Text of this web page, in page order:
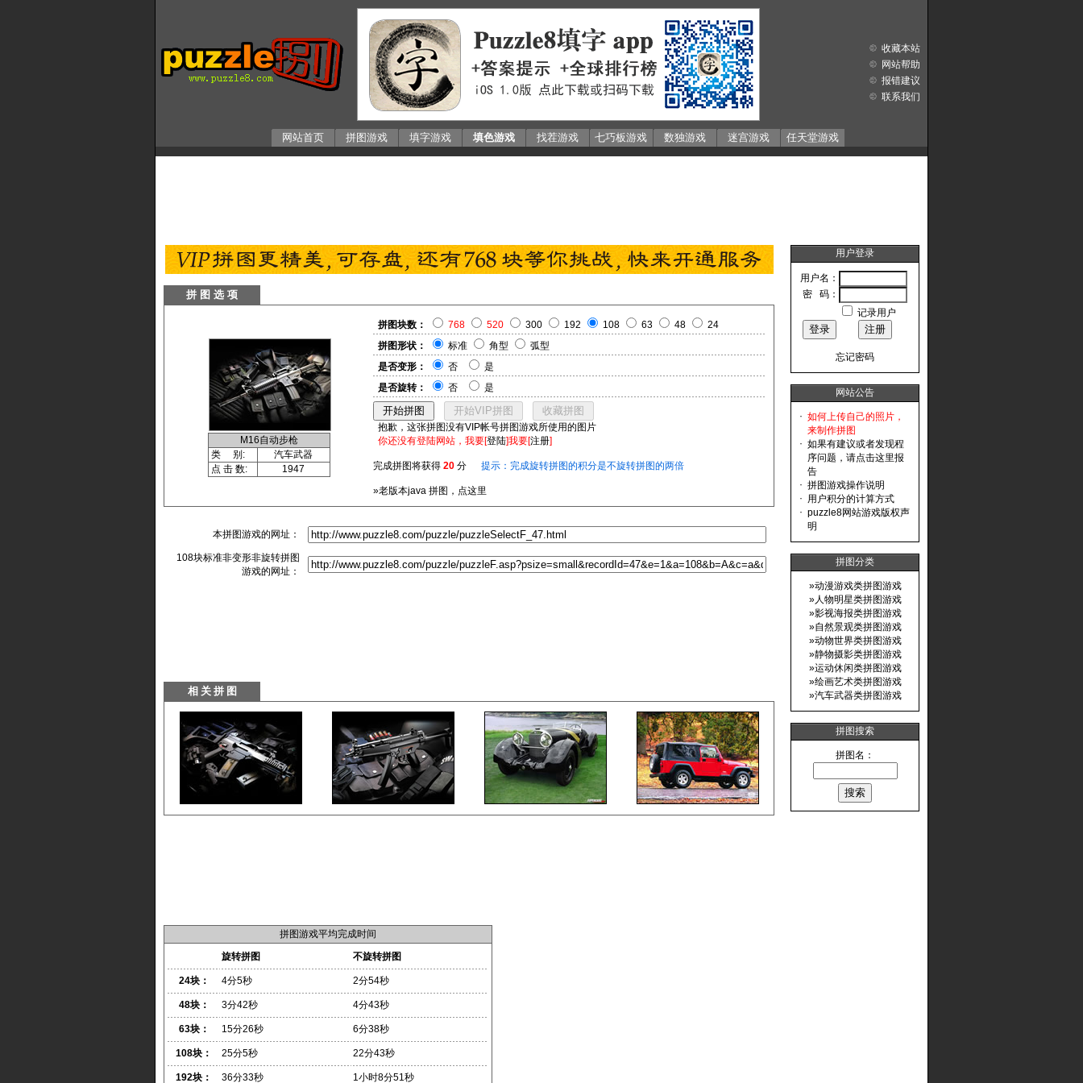
网站首页 拼图游戏 填字游戏 填色游戏 找茬游戏 七巧板游戏 数独游戏 迷宫游戏 任天堂游戏
收藏本站
网站帮助
报错建议
联系我们
拼 图 选 项
M16自动步枪
类 别:
汽车武器
点 击 数:
1947
拼图块数： 768 520 300 192 108 63 48
24
拼图形状：
标准 角型
弧型
是否变形：
否
是
是否旋转：
否 是
抱歉，这张拼图没有VIP帐号拼图游戏所使用的图片
你还没有登陆网站，我要[登陆]我要[注册]
完成拼图将获得 20 分 提示：完成旋转拼图的积分是不旋转拼图的两倍
»老版本java 拼图，点这里
本拼图游戏的网址：
108块标准非变形非旋转拼图
游戏的网址：
拼图游戏平均完成时间
旋转拼图
不旋转拼图
24块： 4分5秒 2分54秒
48块： 3分42秒 4分43秒
63块： 15分26秒 6分38秒
108块： 25分5秒 22分43秒
192块： 36分33秒 1小时8分51秒
用户登录
用户名：
密 码：
记录用户
忘记密码
网站公告
· 如何上传自己的照片，
来制作拼图
· 如果有建议或者发现程
序问题，请点击这里报
告
· 拼图游戏操作说明
· 用户积分的计算方式
· puzzle8网站游戏版权声
明
拼图分类
»动漫游戏类拼图游戏
»人物明星类拼图游戏
»影视海报类拼图游戏
»自然景观类拼图游戏
»动物世界类拼图游戏
»静物摄影类拼图游戏
»运动休闲类拼图游戏
»绘画艺术类拼图游戏
»汽车武器类拼图游戏
拼图搜索
拼图名：